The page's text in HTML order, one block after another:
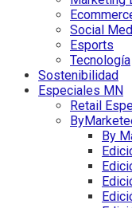
Social
Esports
Tecnología
Sostenibilidad
Especiales MN
Retail
By